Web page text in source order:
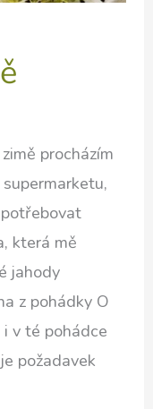
procházím
která mě
jahody
z pohádky O
v té pohádce
požadavek